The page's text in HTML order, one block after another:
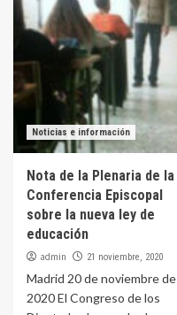
Noticias e información
Nota de la Plenaria de la
Conferencia Episcopal
sobre la nueva ley de
educación
admin 21 noviembre, 2020
Madrid 20 de noviembre de
2020 El Congreso de los